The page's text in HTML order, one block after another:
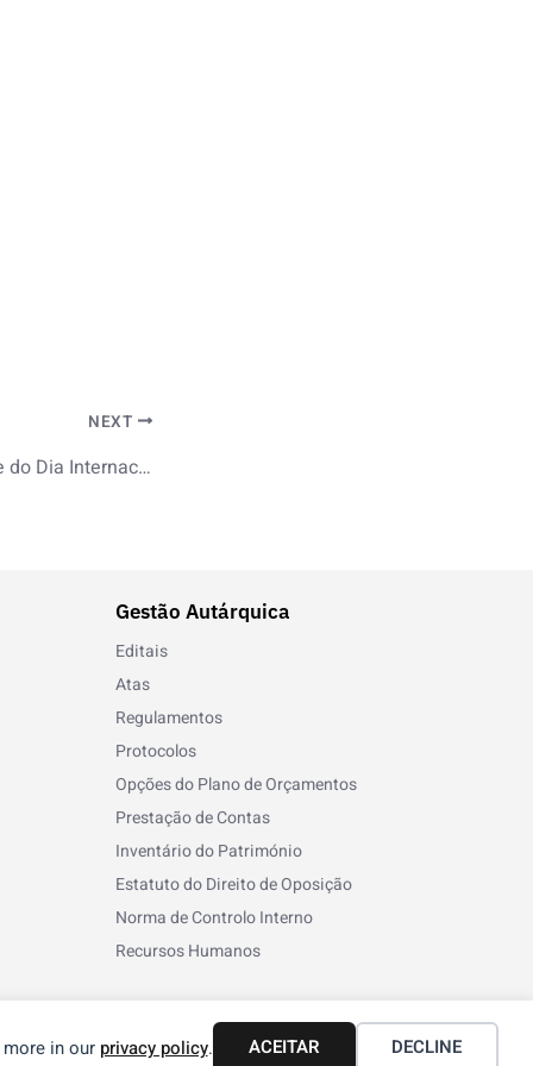
in our privacy policy. ACEITAR DECLINE
NEXT
Cartaz da Atividade do Dia Internacional da Pessoa com Deficiência
Gestão Autárquica
Editais
Atas
Regulamentos
Protocolos
Opções do Plano de Orçamentos
Prestação de Contas
Inventário do Património
Estatuto do Direito de Oposição
Norma de Controlo Interno
Recursos Humanos
Termos e Condições